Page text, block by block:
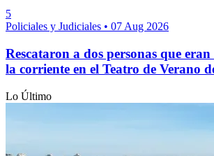
5
Policiales y Judiciales • 07 Aug 2026
Rescataron a dos personas que
la corriente en el Teatro de Verano
Lo Último